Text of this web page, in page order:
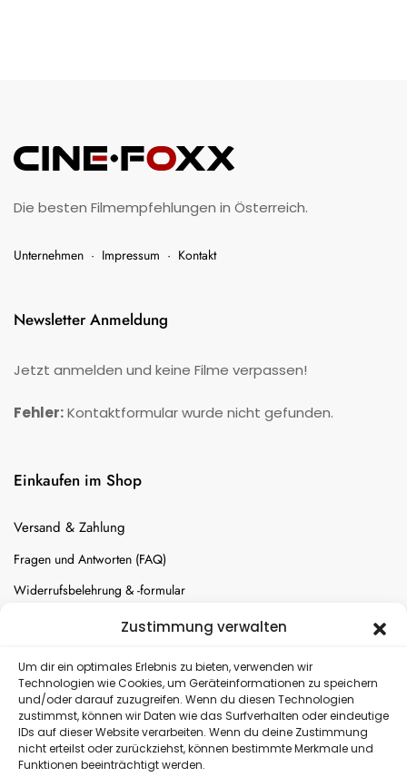
Zustimmung verwalten
Um dir ein optimales Erlebnis zu bieten, verwenden wir
Technologien wie Cookies, um Geräteinformationen zu speichern
und/oder darauf zuzugreifen. Wenn du diesen Technologien
zustimmst, können wir Daten wie das Surfverhalten oder eindeutige
IDs auf dieser Website verarbeiten. Wenn du deine Zustimmung
nicht erteilst oder zurückziehst, können bestimmte Merkmale und
Funktionen beeinträchtigt werden.
Die besten Filmempfehlungen in Österreich.
Unternehmen · Impressum · Kontakt
Newsletter Anmeldung
Jetzt anmelden und keine Filme verpassen!
Fehler:Kontaktformular wurde nicht gefunden.
Einkaufen im Shop
Versand & Zahlung
Fragen und Antworten (FAQ)
Widerrufsbelehrung & -formular
Batterien-Entsorgung
Versand
Kostenloser Rückversand